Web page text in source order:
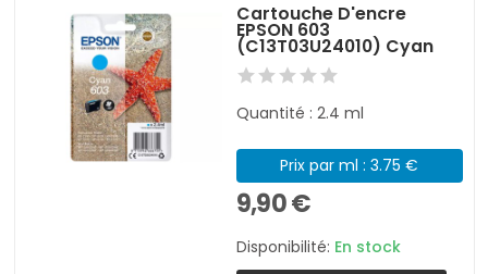
Cartouche D'encre
EPSON 603
(C13T03U24010) Cyan
Quantité : 2.4 ml
Prix par ml : 3.75 €
9,90 €
Disponibilité: En stock